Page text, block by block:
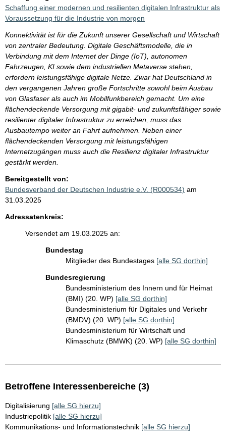
Schaffung einer modernen und resilienten digitalen Infrastruktur als
Voraussetzung für die Industrie von morgen
Konnektivität ist für die Zukunft unserer Gesellschaft und Wirtschaft
von zentraler Bedeutung. Digitale Geschäftsmodelle, die in
Verbindung mit dem Internet der Dinge (IoT), autonomen
Fahrzeugen, KI sowie dem industriellen Metaverse stehen,
erfordern leistungsfähige digitale Netze. Zwar hat Deutschland in
den vergangenen Jahren große Fortschritte sowohl beim Ausbau
von Glasfaser als auch im Mobilfunkbereich gemacht. Um eine
flächendeckende Versorgung mit gigabit- und zukunftsfähiger sowie
resilienter digitaler Infrastruktur zu erreichen, muss das
Ausbautempo weiter an Fahrt aufnehmen. Neben einer
flächendeckenden Versorgung mit leistungsfähigen
Internetzugängen muss auch die Resilienz digitaler Infrastruktur
gestärkt werden.
Bereitgestellt von:
Bundesverband der Deutschen Industrie e.V. (R000534) am
31.03.2025
Adressatenkreis:
Versendet am 19.03.2025 an:
Bundestag
Mitglieder des Bundestages [alle SG dorthin]
Bundesregierung
Bundesministerium des Innern und für Heimat
(BMI) (20. WP) [alle SG dorthin]
Bundesministerium für Digitales und Verkehr
(BMDV) (20. WP) [alle SG dorthin]
Bundesministerium für Wirtschaft und
Klimaschutz (BMWK) (20. WP) [alle SG dorthin]
Betroffene Interessenbereiche (3)
Digitalisierung [alle SG hierzu]
Industriepolitik [alle SG hierzu]
Kommunikations- und Informationstechnik [alle SG hierzu]